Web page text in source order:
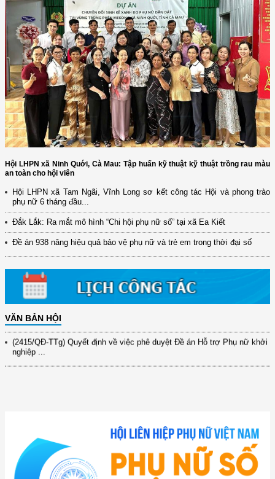
Hội LHPN xã Ninh Quới, Cà Mau: Tập huấn kỹ thuật kỹ thuật trồng rau màu
an toàn cho hội viên
Hội LHPN xã Tam Ngãi, Vĩnh Long sơ kết công tác Hội và phong trào
phụ nữ 6 tháng đầu...
Đắk Lắk: Ra mắt mô hình “Chi hội phụ nữ số” tại xã Ea Kiết
Đề án 938 nâng hiệu quả bảo vệ phụ nữ và trẻ em trong thời đại số
VĂN BẢN HỘI
(12/TB-HĐKH) V/v đăng ký, đề xuất nhiệm vụ Khoa học, công nghệ và
đổi mới ...
(898/KH/ĐCT) Kế hoạch thực hiện Quyết định số 2415/QĐ-TTg ngày
(417/QĐ-BNNMT) Quyết định phê duyệt Chương trình mục tiêu quốc gia
xây dựng ...
(891/KH-ĐCT) Kế hoạch thực hiện Nghị quyết số 72-NQ/TW ngày
9/9/2025 của Bộ ...
(2415/QĐ-TTg) Quyết định về việc phê duyệt Đề án Hỗ trợ Phụ nữ khởi
nghiệp ...